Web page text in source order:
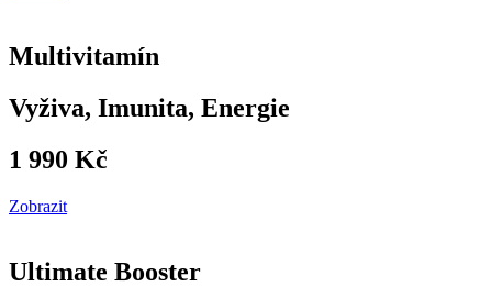
Multivitamín
Vyživa, Imunita, Energie
1 990 Kč
Zobrazit
Ultimate Booster